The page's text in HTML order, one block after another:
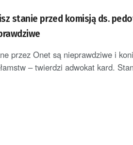
stanie przed komisją ds.
przez Onet są nieprawdziwe i
– twierdzi adwokat kard.